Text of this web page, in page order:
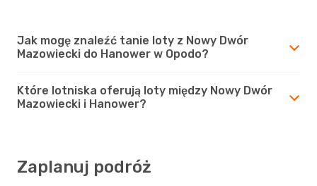
Jak mogę znaleźć tanie loty z Nowy Dwór
Mazowiecki do Hanower w Opodo?
Które lotniska oferują loty między Nowy Dwór
Mazowiecki i Hanower?
Zaplanuj podróż